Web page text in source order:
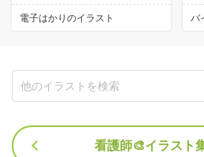
電子はかりのイラスト バ
看護師🎨イラスト